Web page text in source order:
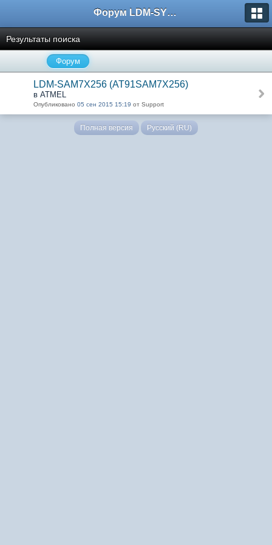
Форум LDM-SYSTEMS
Результаты поиска
Форум
LDM-SAM7X256 (AT91SAM7X256)
в ATMEL
Опубликовано 05 сен 2015 15:19 от Support
Полная версия Русский (RU)